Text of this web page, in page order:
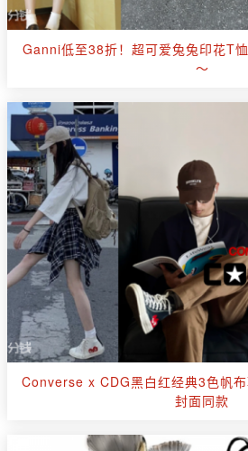
Ganni低至38折！超可爱兔兔印花T
～
Converse x CDG黑白红经典3色帆
封面同款